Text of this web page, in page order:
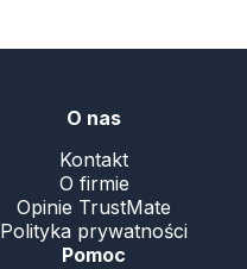
O nas
Kontakt
O firmie
Opinie TrustMate
Polityka prywatności
Pomoc